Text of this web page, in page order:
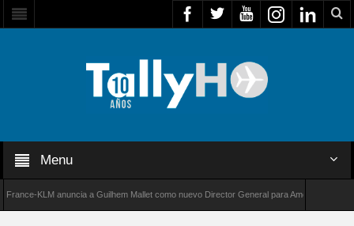
Menu
KLM anuncia a Guilhem Mallet como nuevo Director General para América Latina